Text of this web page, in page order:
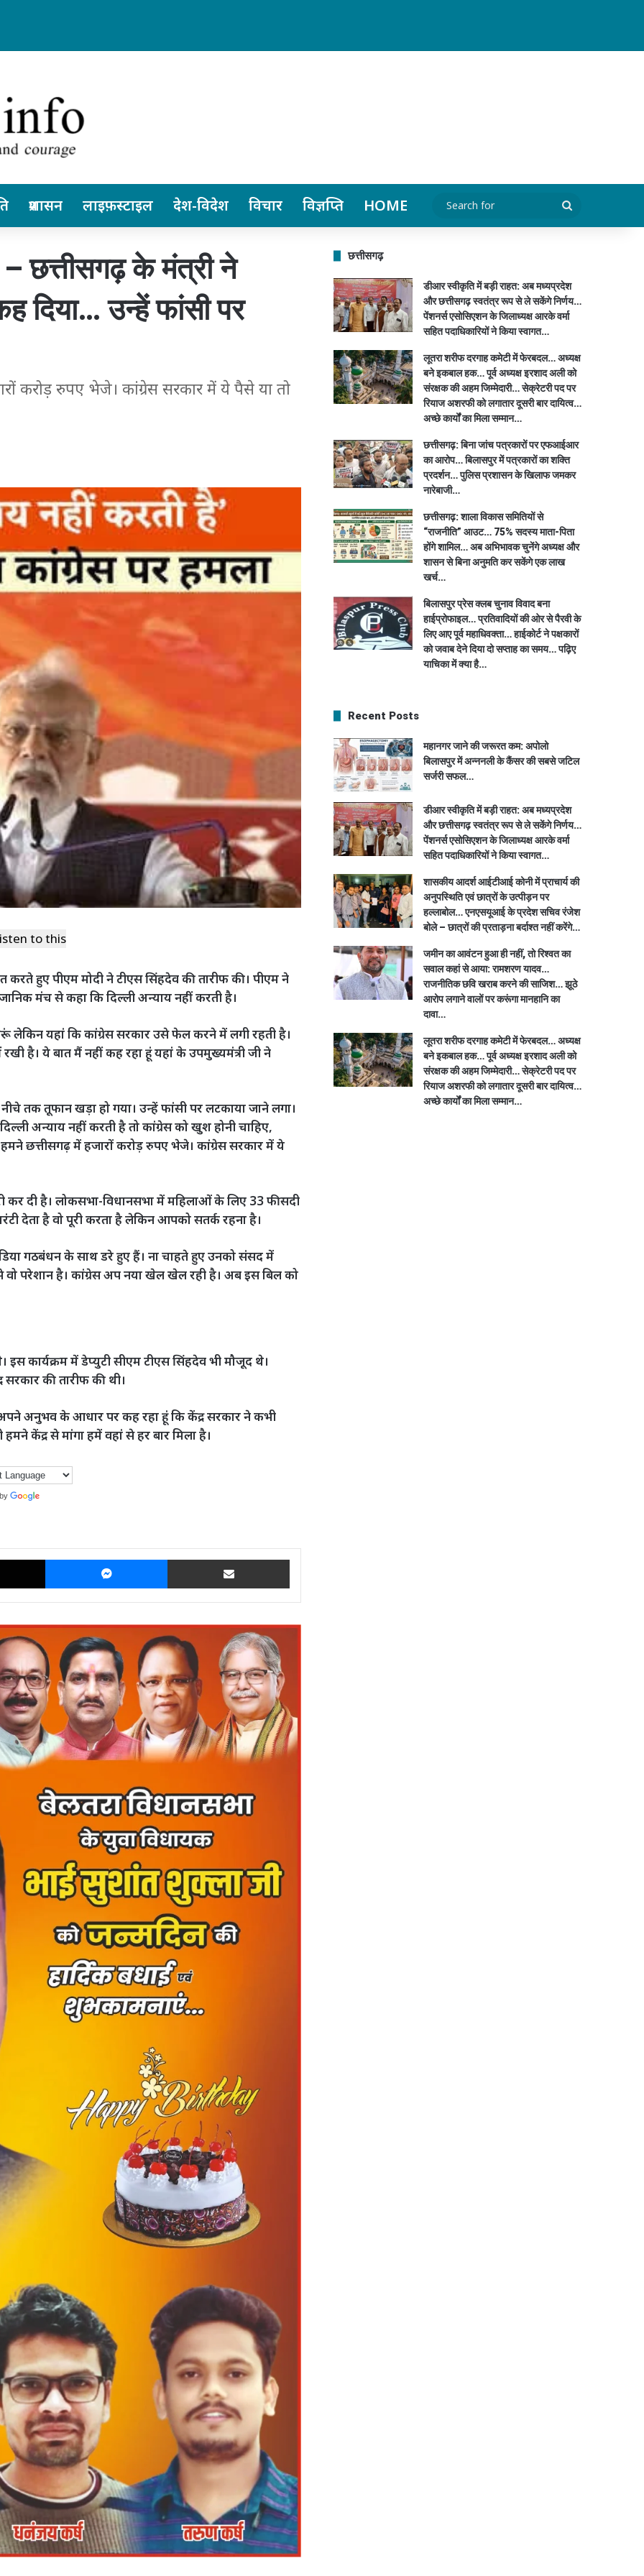
प्रशासन लाइफ़स्टाइल देश-विदेश विचार विज्ञप्ति HOME
for
– छत्तीसगढ़ के मंत्री ने
दिया… उन्हें फांसी पर
करोड़ रुपए भेजे। कांग्रेस सरकार में ये पैसे या तो
to this
हुए पीएम मोदी ने टीएस सिंहदेव की तारीफ की। पीएम ने
मंच से कहा कि दिल्ली अन्याय नहीं करती है।
यहां कि कांग्रेस सरकार उसे फेल करने में लगी रहती है।
है। ये बात मैं नहीं कह रहा हूं यहां के उपमुख्यमंत्री जी ने
तक तूफान खड़ा हो गया। उन्हें फांसी पर लटकाया जाने लगा।
अन्याय नहीं करती है तो कांग्रेस को खुश होनी चाहिए,
छत्तीसगढ़ में हजारों करोड़ रुपए भेजे। कांग्रेस सरकार में ये
कर दी है। लोकसभा-विधानसभा में महिलाओं के लिए 33 फीसदी
देता है वो पूरी करता है लेकिन आपको सतर्क रहना है।
गठबंधन के साथ डरे हुए हैं। ना चाहते हुए उनको संसद में
परेशान है। कांग्रेस अप नया खेल खेल रही है। अब इस बिल को
इस कार्यक्रम में डेप्युटी सीएम टीएस सिंहदेव भी मौजूद थे।
सरकार की तारीफ की थी।
अनुभव के आधार पर कह रहा हूं कि केंद्र सरकार ने कभी
केंद्र से मांगा हमें वहां से हर बार मिला है।
X Messenger Share via Email
छत्तीसगढ़
डीआर स्वीकृति में बड़ी राहत: अब मध्यप्रदेश
और छत्तीसगढ़ स्वतंत्र रूप से ले सकेंगे निर्णय…
पेंशनर्स एसोसिएशन के जिलाध्यक्ष आरके वर्मा
सहित पदाधिकारियों ने किया स्वागत…
लूतरा शरीफ दरगाह कमेटी में फेरबदल… अध्यक्ष
बने इकबाल हक… पूर्व अध्यक्ष इरशाद अली को
संरक्षक की अहम जिम्मेदारी… सेक्रेटरी पद पर
रियाज अशरफी को लगातार दूसरी बार दायित्व…
अच्छे कार्यों का मिला सम्मान…
छत्तीसगढ़: बिना जांच पत्रकारों पर एफआईआर
का आरोप… बिलासपुर में पत्रकारों का शक्ति
प्रदर्शन… पुलिस प्रशासन के खिलाफ जमकर
नारेबाजी…
छत्तीसगढ़: शाला विकास समितियों से
“राजनीति” आउट… 75% सदस्य माता-पिता
होंगे शामिल… अब अभिभावक चुनेंगे अध्यक्ष और
शासन से बिना अनुमति कर सकेंगे एक लाख
खर्च…
बिलासपुर प्रेस क्लब चुनाव विवाद बना
हाईप्रोफाइल… प्रतिवादियों की ओर से पैरवी के
लिए आए पूर्व महाधिवक्ता… हाईकोर्ट ने पक्षकारों
को जवाब देने दिया दो सप्ताह का समय… पढ़िए
याचिका में क्या है…
Recent Posts
महानगर जाने की जरूरत कम: अपोलो
बिलासपुर में अन्ननली के कैंसर की सबसे जटिल
सर्जरी सफल…
डीआर स्वीकृति में बड़ी राहत: अब मध्यप्रदेश
और छत्तीसगढ़ स्वतंत्र रूप से ले सकेंगे निर्णय…
पेंशनर्स एसोसिएशन के जिलाध्यक्ष आरके वर्मा
सहित पदाधिकारियों ने किया स्वागत…
शासकीय आदर्श आईटीआई कोनी में प्राचार्य की
अनुपस्थिति एवं छात्रों के उत्पीड़न पर
हल्लाबोल… एनएसयूआई के प्रदेश सचिव रंजेश
बोले – छात्रों की प्रताड़ना बर्दाश्त नहीं करेंगे…
जमीन का आवंटन हुआ ही नहीं, तो रिश्वत का
सवाल कहां से आया: रामशरण यादव…
राजनीतिक छवि खराब करने की साजिश… झूठे
आरोप लगाने वालों पर करूंगा मानहानि का
दावा…
लूतरा शरीफ दरगाह कमेटी में फेरबदल… अध्यक्ष
बने इकबाल हक… पूर्व अध्यक्ष इरशाद अली को
संरक्षक की अहम जिम्मेदारी… सेक्रेटरी पद पर
रियाज अशरफी को लगातार दूसरी बार दायित्व…
अच्छे कार्यों का मिला सम्मान…